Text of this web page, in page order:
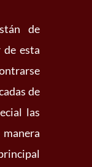
de
esta
de
las